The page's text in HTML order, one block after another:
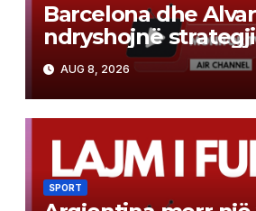
Barcelona dhe
ndryshojnë
bërë realitet
bujshëm. Do të
drejtime
AUG 8, 2026
SPORT